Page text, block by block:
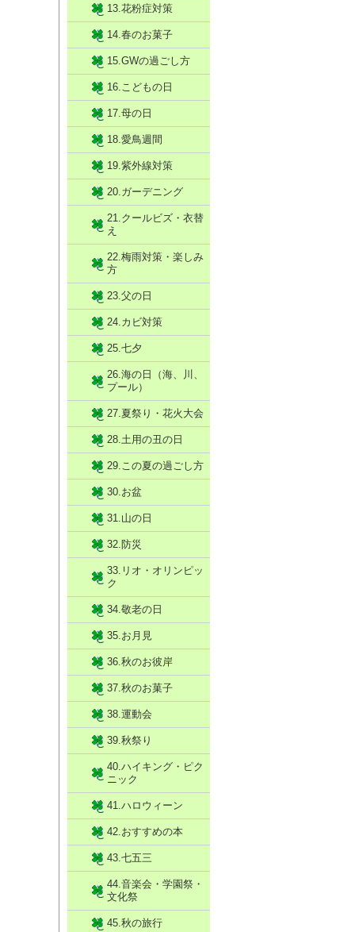
13.花粉症対策
14.春のお菓子
15.GWの過ごし方
16.こどもの日
17.母の日
18.愛鳥週間
19.紫外線対策
20.ガーデニング
21.クールビズ・衣替
え
22.梅雨対策・楽しみ
方
23.父の日
24.カビ対策
25.七夕
26.海の日（海、川、
プール）
27.夏祭り・花火大会
28.土用の丑の日
29.この夏の過ごし方
30.お盆
31.山の日
32.防災
33.リオ・オリンピッ
ク
34.敬老の日
35.お月見
36.秋のお彼岸
37.秋のお菓子
38.運動会
39.秋祭り
40.ハイキング・ピク
ニック
41.ハロウィーン
42.おすすめの本
43.七五三
44.音楽会・学園祭・
文化祭
45.秋の旅行